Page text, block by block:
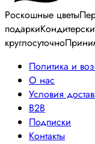
Роскошные цветы
подарки
круглосуточно
Политика и
О нас
Условия
B2B
Подписки
Контакты